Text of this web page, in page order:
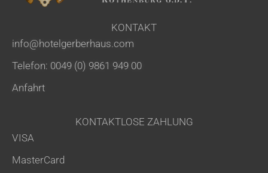
KONTAKT
info@hotelgerberhaus.com
Telefon: 0049 (0) 9861 949 00
Anfahrt
KONTAKTLOSE ZAHLUNG
VISA
MasterCard